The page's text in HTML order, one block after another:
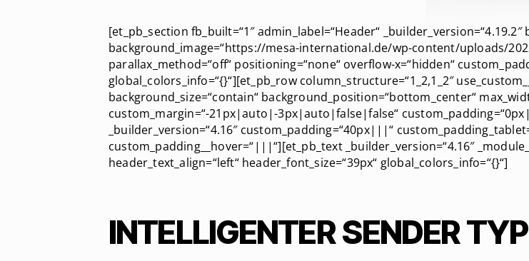
[et_pb_section fb_built=“1″ admin_label=“Header“
background_image=“https://mesa-international.de/wp-content/uploads/
parallax_method=“off“ positioning=“none“ overflow-x=“hidden“
global_colors_info=“{}“][et_pb_row column_structure=“1_2,1_2″
background_size=“contain“ background_position=“bottom_center“
custom_margin=“-21px|auto|-3px|auto|false|false“
_builder_version=“4.16″ custom_padding=“40px|||“
custom_padding__hover=“|||“][et_pb_text _builder_version=“4.16″
header_text_align=“left“ header_font_size=“39px“ global_colors_info=“{}“]
INTELLIGENTER SENDER